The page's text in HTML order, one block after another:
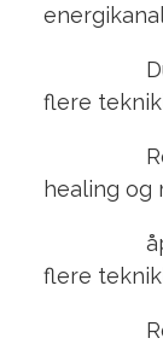
Du
flere
Reiki 2
healing og
åpning
flere
Reiki